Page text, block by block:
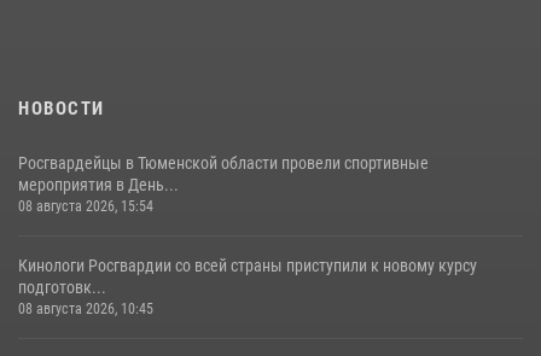
НОВОСТИ
Росгвардейцы в Тюменской области провели спортивные
мероприятия в День...
08 августа 2026, 15:54
Кинологи Росгвардии со всей страны приступили к новому курсу
подготовк...
08 августа 2026, 10:45